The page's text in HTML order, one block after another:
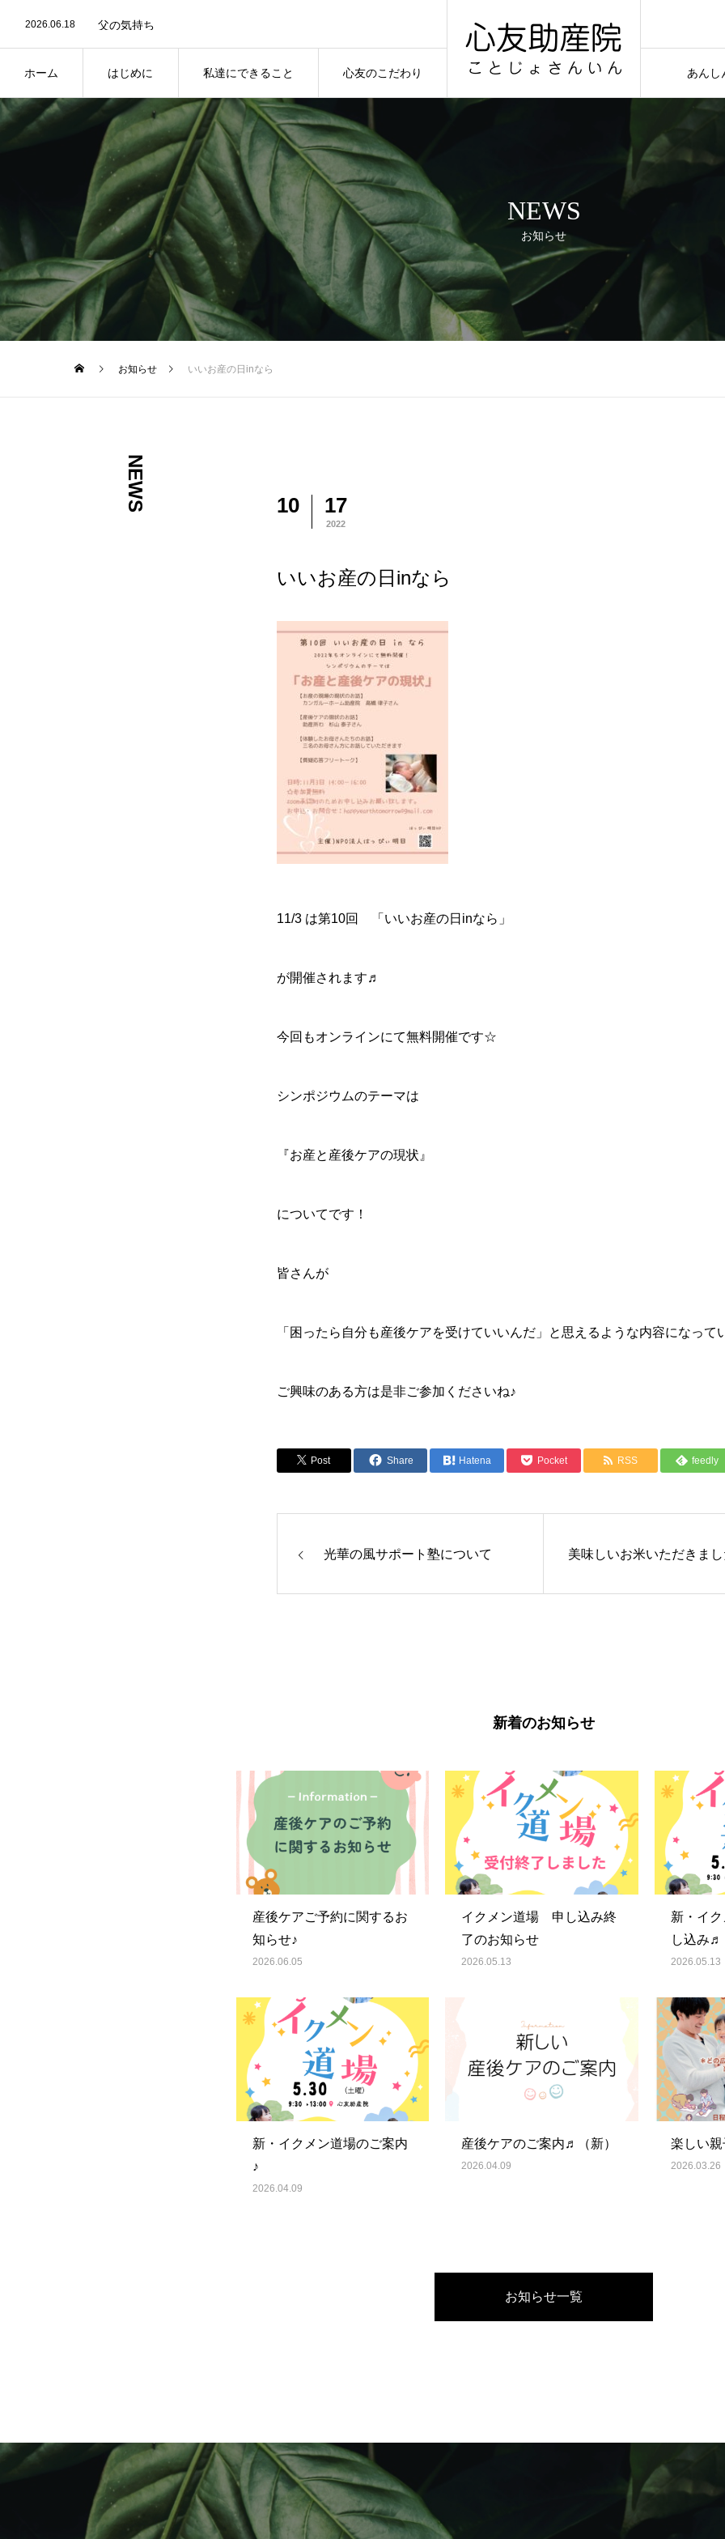
ホーム はじめに 私達にできること 心友のこだわり あんし
2026.05.31 父の気持ち
2026.05.27 父の気持ち
2026.06.18 父の気持ち
NEWS
お知らせ
お知らせ いいお産の日inなら
NEWS 10 17
2022
いいお産の日inなら
11/3 は第10回 「いいお産の日inなら」
が開催されます♬
今回もオンラインにて無料開催です☆
シンポジウムのテーマは
『お産と産後ケアの現状』
についてです！
皆さんが
「困ったら自分も産後ケアを受けていいんだ」と思えるような内容になって
ご興味のある方は是非ご参加くださいね♪
Post Share Hatena Pocket RSS feedly
光華の風サポート塾について 美味しいお米いただきま
新着のお知らせ
産後ケアご予約に関するお
知らせ♪
2026.06.05
イクメン道場 申し込み終
了のお知らせ
2026.05.13
新・イ
し込み♬
2026.05.13
新・イクメン道場のご案内
♪
2026.04.09
産後ケアのご案内♬（新）
2026.04.09
楽しい
2026.03.26
お知らせ一覧